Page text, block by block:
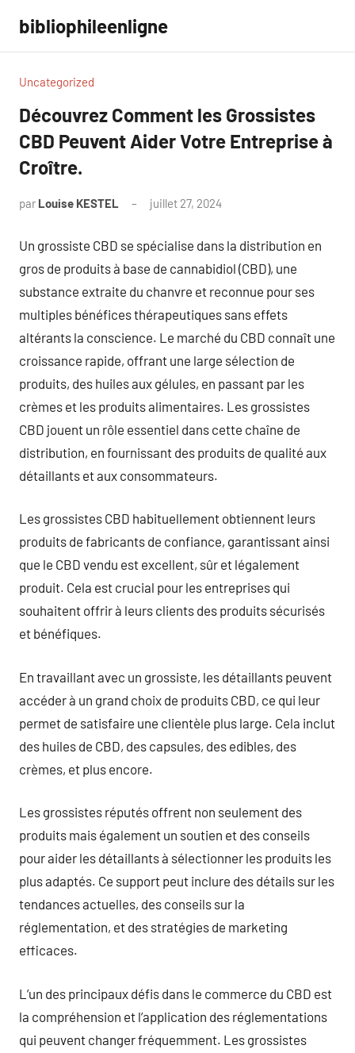
contenu
bibliophileenligne
Uncategorized
Découvrez Comment les Grossistes
CBD Peuvent Aider Votre Entreprise à
Croître.
par Louise KESTEL juillet 27, 2024
Un grossiste CBD se spécialise dans la distribution en
gros de produits à base de cannabidiol (CBD), une
substance extraite du chanvre et reconnue pour ses
multiples bénéfices thérapeutiques sans effets
altérants la conscience. Le marché du CBD connaît une
croissance rapide, offrant une large sélection de
produits, des huiles aux gélules, en passant par les
crèmes et les produits alimentaires. Les grossistes
CBD jouent un rôle essentiel dans cette chaîne de
distribution, en fournissant des produits de qualité aux
détaillants et aux consommateurs.
Les grossistes CBD habituellement obtiennent leurs
produits de fabricants de confiance, garantissant ainsi
que le CBD vendu est excellent, sûr et légalement
produit. Cela est crucial pour les entreprises qui
souhaitent offrir à leurs clients des produits sécurisés
et bénéfiques.
En travaillant avec un grossiste, les détaillants peuvent
accéder à un grand choix de produits CBD, ce qui leur
permet de satisfaire une clientèle plus large. Cela inclut
des huiles de CBD, des capsules, des edibles, des
crèmes, et plus encore.
Les grossistes réputés offrent non seulement des
produits mais également un soutien et des conseils
pour aider les détaillants à sélectionner les produits les
plus adaptés. Ce support peut inclure des détails sur les
tendances actuelles, des conseils sur la
réglementation, et des stratégies de marketing
efficaces.
L’un des principaux défis dans le commerce du CBD est
la compréhension et l’application des réglementations
qui peuvent changer fréquemment. Les grossistes